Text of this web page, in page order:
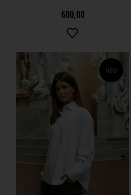
600,00
NEW